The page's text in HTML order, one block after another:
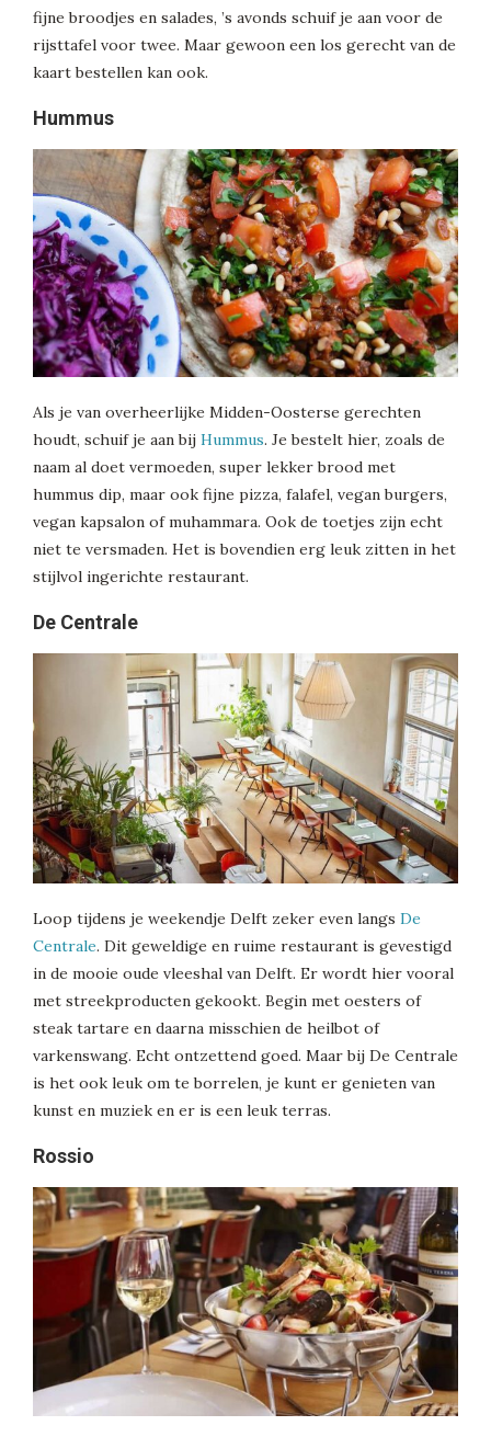
fijne broodjes en salades, ’s avonds schuif je aan voor de
rijsttafel voor twee. Maar gewoon een los gerecht van de
kaart bestellen kan ook.
Hummus
Als je van overheerlijke Midden-Oosterse gerechten
houdt, schuif je aan bij Hummus. Je bestelt hier, zoals de
naam al doet vermoeden, super lekker brood met
hummus dip, maar ook fijne pizza, falafel, vegan burgers,
vegan kapsalon of muhammara. Ook de toetjes zijn echt
niet te versmaden. Het is bovendien erg leuk zitten in het
stijlvol ingerichte restaurant.
De Centrale
Loop tijdens je weekendje Delft zeker even langs De
Centrale. Dit geweldige en ruime restaurant is gevestigd
in de mooie oude vleeshal van Delft. Er wordt hier vooral
met streekproducten gekookt. Begin met oesters of
steak tartare en daarna misschien de heilbot of
varkenswang. Echt ontzettend goed. Maar bij De Centrale
is het ook leuk om te borrelen, je kunt er genieten van
kunst en muziek en er is een leuk terras.
Rossio